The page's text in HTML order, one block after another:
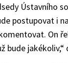
Ústavního
postupovat i
On
bude